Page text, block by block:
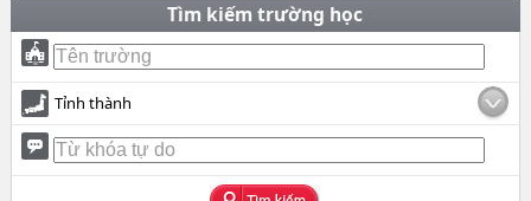
Tìm kiếm trường học
Tỉnh thành